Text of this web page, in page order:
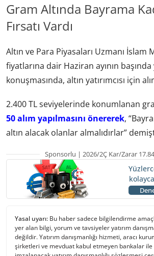
Gram Altında Bayrama
Fırsatı Vardı
Altın ve Para Piyasaları Uzmanı İslam
fiyatlarına dair Haziran ayının başında
konuşmasında, altın yatırımcısı için
2.400 TL seviyelerinde konumlanan
50 alım yapılmasını önererek,
altın alacak olanlar almalıdırlar”
Sponsorlu | 2026/2Ç Kar/Zarar
Yasal uyarı: Bu haber sadece bilgilendirme
yer alan bilgi, yorum ve tavsiyeler yatırım
değildir. Yatırım danışmanlığı hizmeti, aracı
şirketleri ve mevduat kabul etmeyen bankalar ile